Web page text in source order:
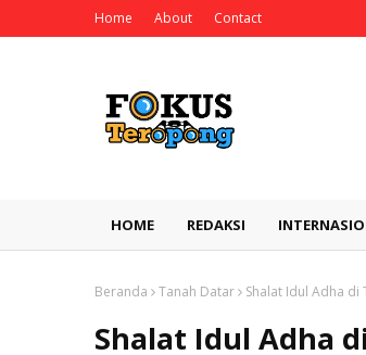
Home About Contact
HOME REDAKSI
Beranda Tanah Datar Shalat Idul Adha di
Shalat Idul Adha